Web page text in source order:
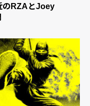
のRZAとJoey